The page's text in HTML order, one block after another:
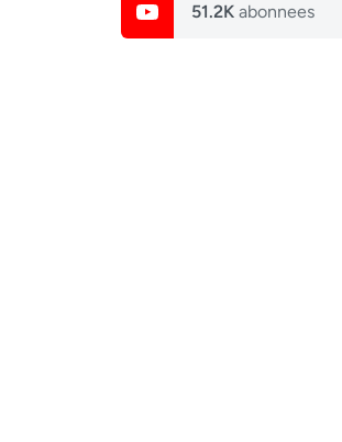
51.2K abonnees